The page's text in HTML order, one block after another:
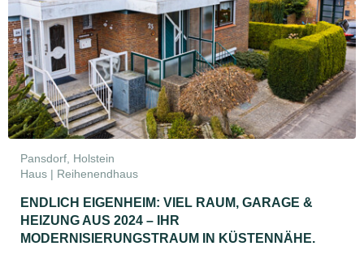
Pansdorf, Holstein
Haus | Reihenendhaus
ENDLICH EIGENHEIM: VIEL RAUM, GARAGE &
HEIZUNG AUS 2024 – IHR
MODERNISIERUNGSTRAUM IN KÜSTENNÄHE.